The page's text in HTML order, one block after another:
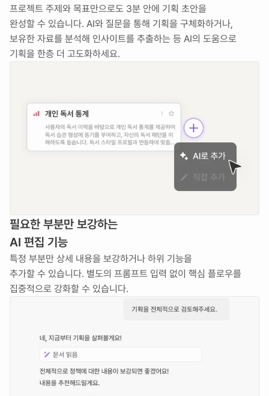
프로젝트 주제와 목표만으로도 3분 안에 기획 초안을
완성할 수 있습니다. AI와 질문을 통해 기획을 구체화하거나,
보유한 자료를 분석해 인사이트를 추출하는 등 AI의 도움으로
기획을 한층 더 고도화하세요.
필요한 부분만 보강하는
AI 편집 기능
특정 부분만 상세 내용을 보강하거나 하위 기능을
추가할 수 있습니다. 별도의 프롬프트 입력 없이 핵심 플로우를
집중적으로 강화할 수 있습니다.